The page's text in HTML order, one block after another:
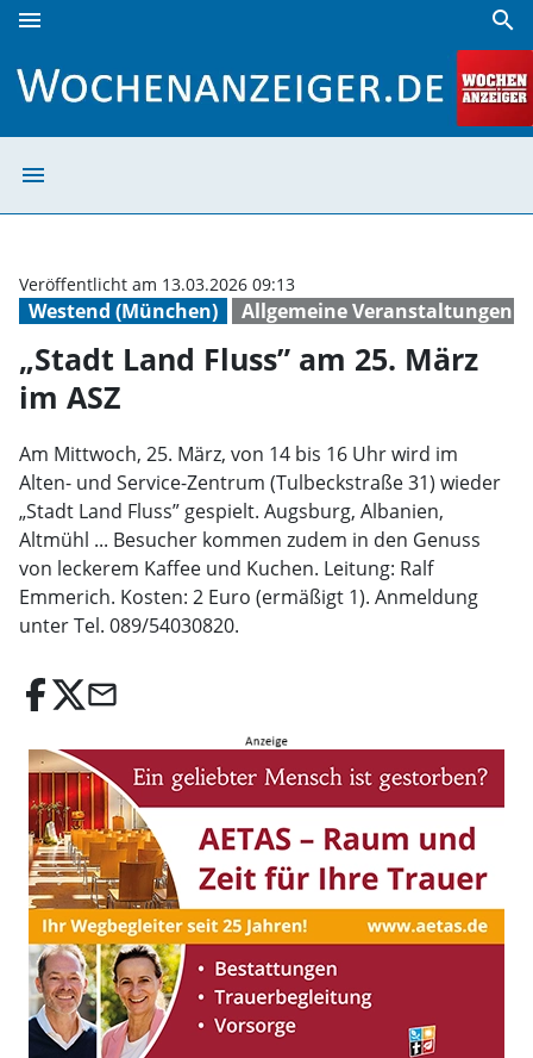
menu search
menu
Westend (München) Allgemeine Veranstaltungen
Veröffentlicht am 13.03.2026 09:13
„Stadt Land Fluss” am 25. März
im ASZ
Am Mittwoch, 25. März, von 14 bis 16 Uhr wird im
Alten- und Service-Zentrum (Tulbeckstraße 31) wieder
„Stadt Land Fluss” gespielt. Augsburg, Albanien,
Altmühl ... Besucher kommen zudem in den Genuss
von leckerem Kaffee und Kuchen. Leitung: Ralf
Emmerich. Kosten: 2 Euro (ermäßigt 1). Anmeldung
unter Tel. 089/54030820.
email